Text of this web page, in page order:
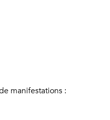
manifestations :